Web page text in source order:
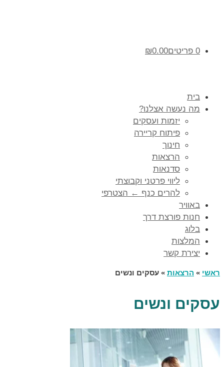
0 פריטים ₪0.00
בית
מה נעשה אצלנו?
יזמות ועסקים
פיתוח קריירה
חינוך
הרצאות
סדנאות
ליווי פרטני וקבוצתי
להרים כנף ← הצטרפי
באוויר
חנות פורצת דרך
בלוג
המלצות
יצירת קשר
ראשי » הרצאות » עסקים ונשים
עסקים ונשים